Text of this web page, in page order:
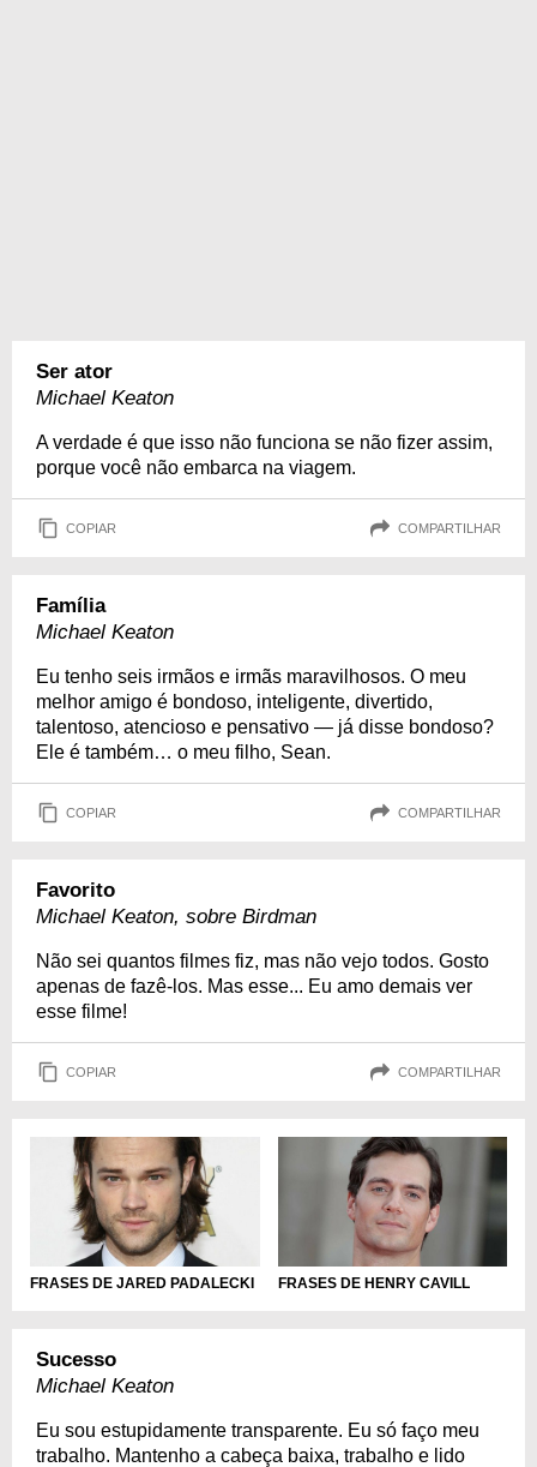
Ser ator
Michael Keaton
A verdade é que isso não funciona se não fizer assim,
porque você não embarca na viagem.
COPIAR COMPARTILHAR
Família
Michael Keaton
Eu tenho seis irmãos e irmãs maravilhosos. O meu
melhor amigo é bondoso, inteligente, divertido,
talentoso, atencioso e pensativo — já disse bondoso?
Ele é também… o meu filho, Sean.
COPIAR COMPARTILHAR
Favorito
Michael Keaton, sobre Birdman
Não sei quantos filmes fiz, mas não vejo todos. Gosto
apenas de fazê-los. Mas esse... Eu amo demais ver
esse filme!
COPIAR COMPARTILHAR
FRASES DE JARED PADALECKI FRASES DE HENRY CAVILL
Sucesso
Michael Keaton
Eu sou estupidamente transparente. Eu só faço meu
trabalho. Mantenho a cabeça baixa, trabalho e lido